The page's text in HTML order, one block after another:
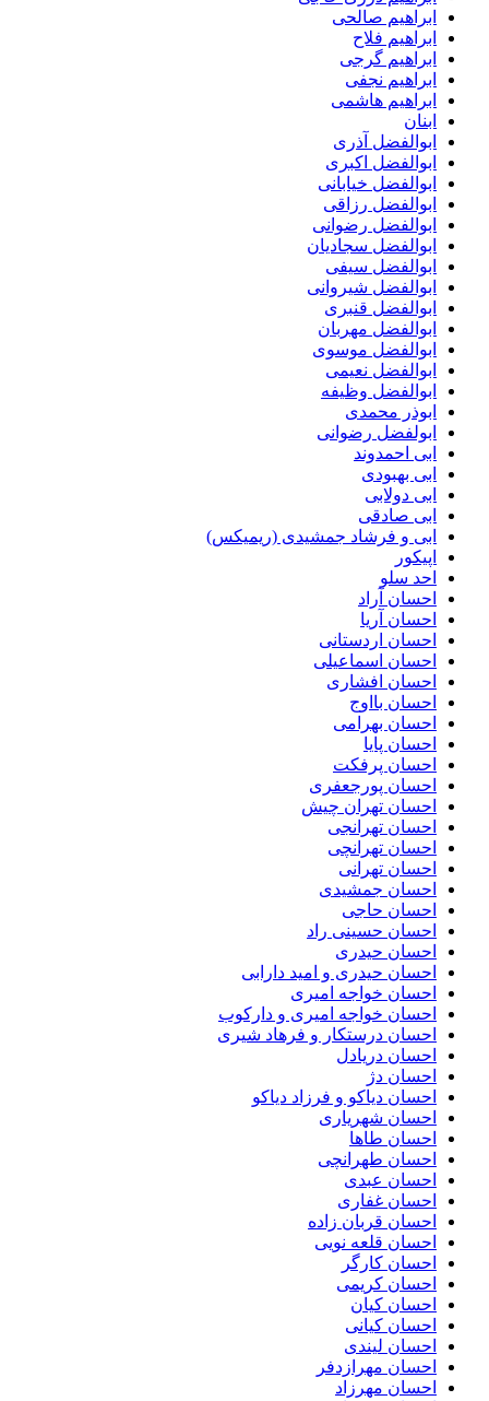
ابراهیم صالحی
ابراهیم فلاح
ابراهیم گرجی
ابراهیم نجفی
ابراهیم هاشمی
ابنان
ابوالفضل آذری
ابوالفضل اکبری
ابوالفضل خیابانی
ابوالفضل رزاقی
ابوالفضل رضوانی
ابوالفضل سجادیان
ابوالفضل سیفی
ابوالفضل شیروانی
ابوالفضل قنبری
ابوالفضل مهربان
ابوالفضل موسوی
ابوالفضل نعیمی
ابوالفضل وظیفه
ابوذر محمدی
ابولفضل رضوانی
ابی احمدوند
ابی بهبودی
ابی دولابی
ابی صادقی
ابی و فرشاد جمشیدی (ریمیکس)
اپیکور
احد سلو
احسان آراد
احسان آریا
احسان اردستانی
احسان اسماعیلی
احسان افشاری
احسان بااوج
احسان بهرامی
احسان پایا
احسان پرفکت
احسان پورجعفری
احسان تهران چیش
احسان تهرانجی
احسان تهرانچی
احسان تهرانی
احسان جمشیدی
احسان حاجی
احسان حسینی راد
احسان حیدری
احسان حیدری و امید دارابی
احسان خواجه امیری
احسان خواجه امیری و دارکوب
احسان درستكار و فرهاد شيرى
احسان دریادل
احسان دژ
احسان دیاکو و فرزاد دیاکو
احسان شهریاری
احسان طاها
احسان طهرانچی
احسان عبدی
احسان غفاری
احسان قربان زاده
احسان قلعه نویی
احسان کارگر
احسان کریمی
احسان کیان
احسان کیانی
احسان لیندی
احسان مهرازدفر
احسان مهرزاد